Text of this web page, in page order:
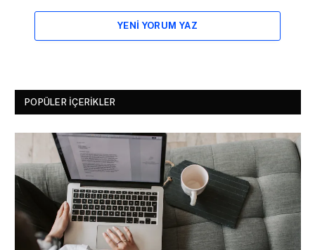
YENI YORUM YAZ
POPÜLER İÇERIKLER